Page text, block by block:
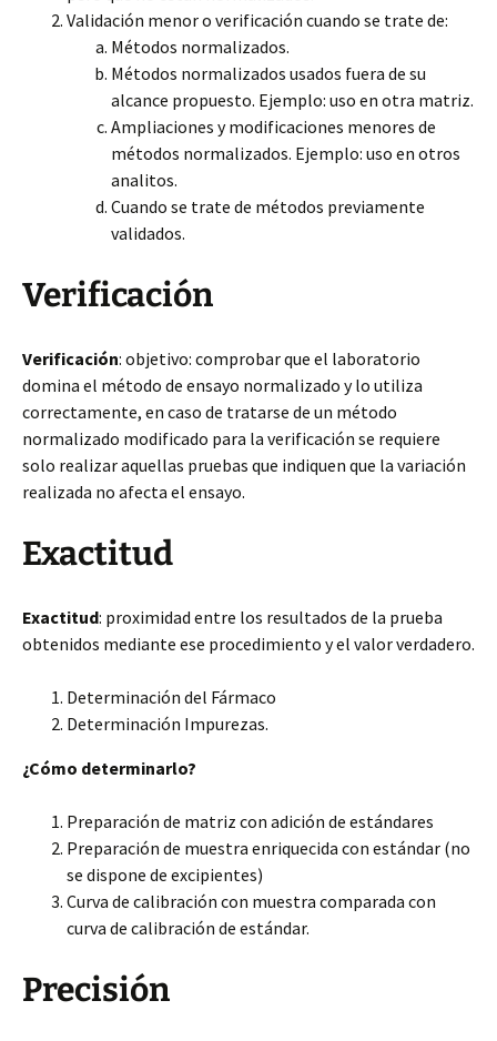
Validación menor o verificación cuando se trate de:
Métodos normalizados.
Métodos normalizados usados fuera de su
alcance propuesto. Ejemplo: uso en otra matriz.
Ampliaciones y modificaciones menores de
métodos normalizados. Ejemplo: uso en otros
analitos.
Cuando se trate de métodos previamente
validados.
Verificación
Verificación: objetivo: comprobar que el laboratorio
domina el método de ensayo normalizado y lo utiliza
correctamente, en caso de tratarse de un método
normalizado modificado para la verificación se requiere
solo realizar aquellas pruebas que indiquen que la variación
realizada no afecta el ensayo.
Exactitud
Exactitud: proximidad entre los resultados de la prueba
obtenidos mediante ese procedimiento y el valor verdadero.
Determinación del Fármaco
Determinación Impurezas.
¿Cómo determinarlo?
Preparación de matriz con adición de estándares
Preparación de muestra enriquecida con estándar (no
se dispone de excipientes)
Curva de calibración con muestra comparada con
curva de calibración de estándar.
Precisión